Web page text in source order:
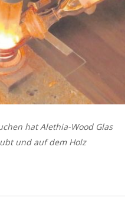
hat Alethia-Wood Glas
und auf dem Holz